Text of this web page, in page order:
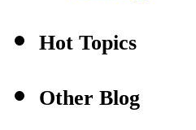
Hot Topics
Other Blog